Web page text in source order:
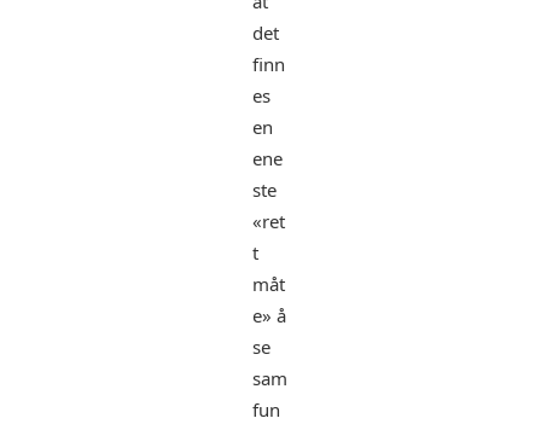
det
finn
es
en
ene
ste
«ret
t
måt
e» å
se
sam
fun